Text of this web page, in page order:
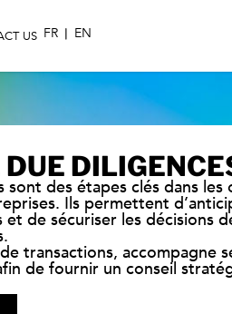
US FR | EN
des étapes clés dans les
Ils permettent
de sécuriser les décisions
transactions, accompagne
de fournir un conseil